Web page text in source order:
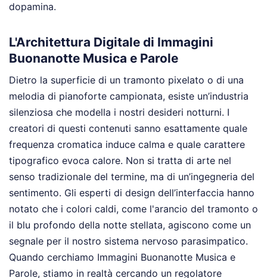
dopamina.
L'Architettura Digitale di Immagini
Buonanotte Musica e Parole
Dietro la superficie di un tramonto pixelato o di una
melodia di pianoforte campionata, esiste un’industria
silenziosa che modella i nostri desideri notturni. I
creatori di questi contenuti sanno esattamente quale
frequenza cromatica induce calma e quale carattere
tipografico evoca calore. Non si tratta di arte nel
senso tradizionale del termine, ma di un’ingegneria del
sentimento. Gli esperti di design dell’interfaccia hanno
notato che i colori caldi, come l'arancio del tramonto o
il blu profondo della notte stellata, agiscono come un
segnale per il nostro sistema nervoso parasimpatico.
Quando cerchiamo Immagini Buonanotte Musica e
Parole, stiamo in realtà cercando un regolatore